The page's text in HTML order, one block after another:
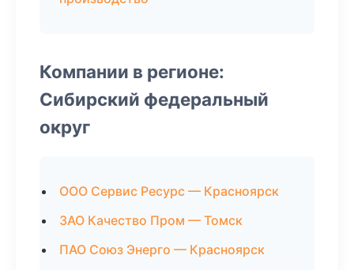
Компании в регионе:
Сибирский федеральный
округ
ООО Сервис Ресурс — Красноярск
ЗАО Качество Пром — Томск
ПАО Союз Энерго — Красноярск